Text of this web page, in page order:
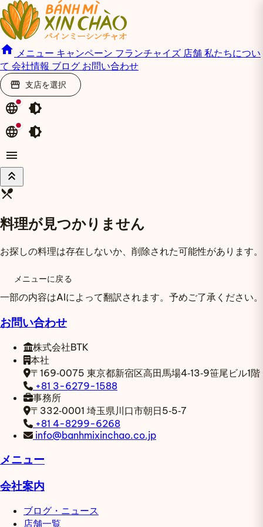
home メニュー キャンペーン フランチャイズ 店舗 私たちについ
て 会社情報 ブログ お問い合わせ
storefront 支店を選択
language
brightness_medium
language
brightness_medium
menu
keyboard_double_arrow_up
restaurant_menu
料理が見つかりません
お探しの料理は存在しないか、削除された可能性があります。
メニューに戻る
一部の内容はAIによって翻訳されます。予めご了承ください。
お問い合わせ
株式会社BTK
本社
〒169‑0075 東京都新宿区高田馬場4‑13‑9笹尾ビル1階
+81 3-6279-1588
事務所
〒332‑0001 埼玉県川口市朝日5‑5‑7
+81 4-8299-6268
info@banhmixinchao.co.jp
メニュー
会社案内
ブログ・ニュース
店舗一覧